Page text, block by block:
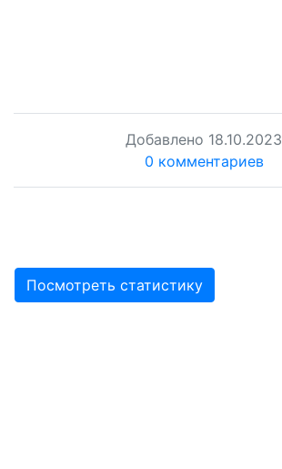
Добавлено 18.10.2023
0 комментариев
Посмотреть статистику